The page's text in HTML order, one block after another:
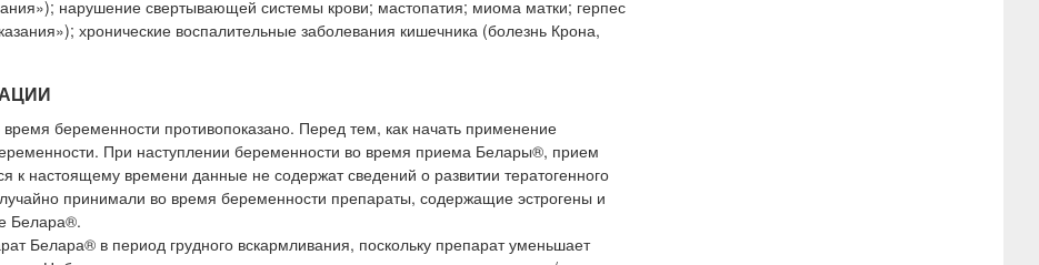
нарушение свертывающей системы крови; мастопатия; миома матки; герпес
хронические воспалительные заболевания кишечника (болезнь Крона,
беременности противопоказано. Перед тем, как начать применение
При наступлении беременности во время приема Белары®, прием
настоящему времени данные не содержат сведений о развитии тератогенного
принимали во время беременности препараты, содержащие эстрогены и
Белара®.
Белара® в период грудного вскармливания, поскольку препарат уменьшает